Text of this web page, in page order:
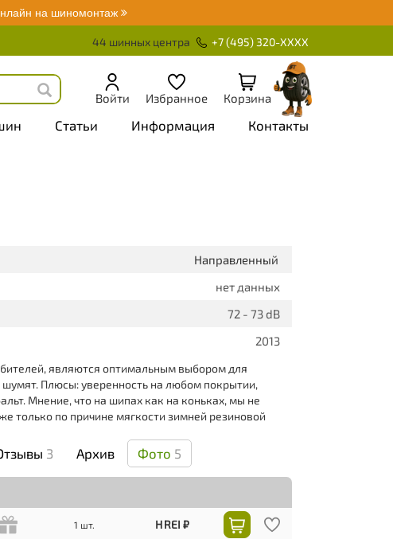
на шиномонтаж
44 шинных центра +7 (495) 320-XXXX
Войти Избранное Корзина
Статьи Информация Контакты
Направленный
нет данных
72 - 73 dB
2013
являются оптимальным выбором для
Плюсы: уверенность на любом покрытии,
Мнение, что на шипах как на коньках, мы не
только по причине мягкости зимней резиновой
3 Архив Фото 5
1 шт. H REI ₽